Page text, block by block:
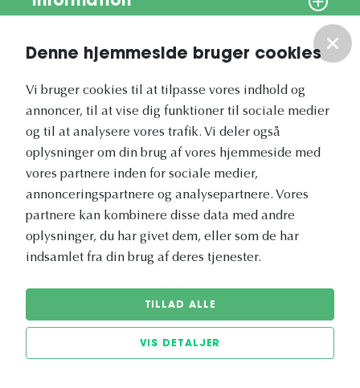
Denne hjemmeside bruger cookies
Vi bruger cookies til at tilpasse vores indhold og
annoncer, til at vise dig funktioner til sociale medier
og til at analysere vores trafik. Vi deler også
oplysninger om din brug af vores hjemmeside med
vores partnere inden for sociale medier,
annonceringspartnere og analysepartnere. Vores
partnere kan kombinere disse data med andre
oplysninger, du har givet dem, eller som de har
indsamlet fra din brug af deres tjenester.
TILLAD ALLE
VIS DETALJER
Om os
Vores nyhedsbrev
Vetapotek.dk er en del af
Evidensia
Dyresundhedspleje